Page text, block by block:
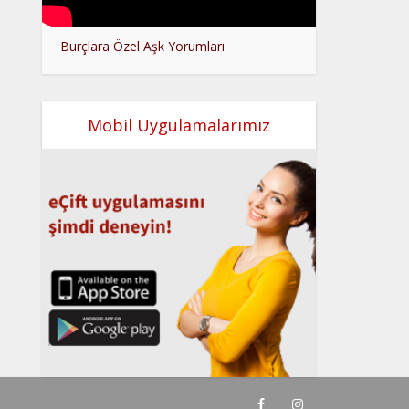
Burçlara Özel Aşk Yorumları
Mobil Uygulamalarımız